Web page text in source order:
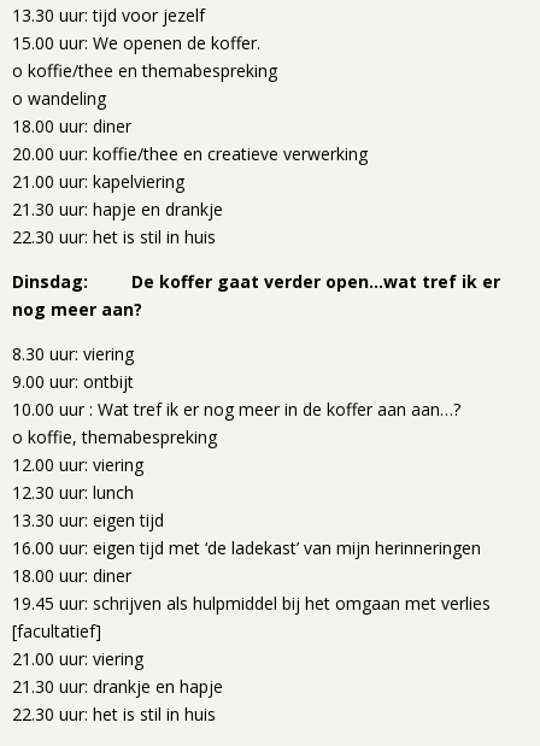
13.30 uur: tijd voor jezelf
15.00 uur: We openen de koffer.
o koffie/thee en themabespreking
o wandeling
18.00 uur: diner
20.00 uur: koffie/thee en creatieve verwerking
21.00 uur: kapelviering
21.30 uur: hapje en drankje
22.30 uur: het is stil in huis
Dinsdag: De koffer gaat verder open…wat tref ik er
nog meer aan?
8.30 uur: viering
9.00 uur: ontbijt
10.00 uur : Wat tref ik er nog meer in de koffer aan aan…?
o koffie, themabespreking
12.00 uur: viering
12.30 uur: lunch
13.30 uur: eigen tijd
16.00 uur: eigen tijd met ‘de ladekast’ van mijn herinneringen
18.00 uur: diner
19.45 uur: schrijven als hulpmiddel bij het omgaan met verlies
[facultatief]
21.00 uur: viering
21.30 uur: drankje en hapje
22.30 uur: het is stil in huis